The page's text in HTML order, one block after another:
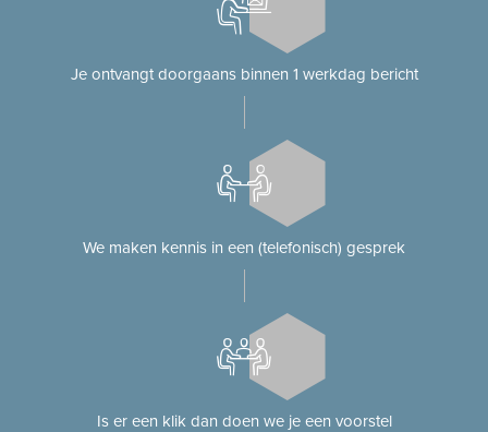
Je ontvangt doorgaans binnen 1 werkdag bericht
We maken kennis in een (telefonisch) gesprek
Is er een klik dan doen we je een voorstel